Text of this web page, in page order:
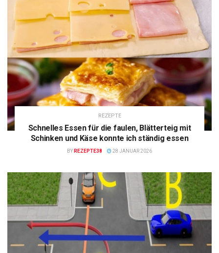
REZEPTE
Schnelles Essen für die faulen, Blätterteig mit
Schinken und Käse konnte ich ständig essen
BY REZEPTE38 28 JANUAR 2026